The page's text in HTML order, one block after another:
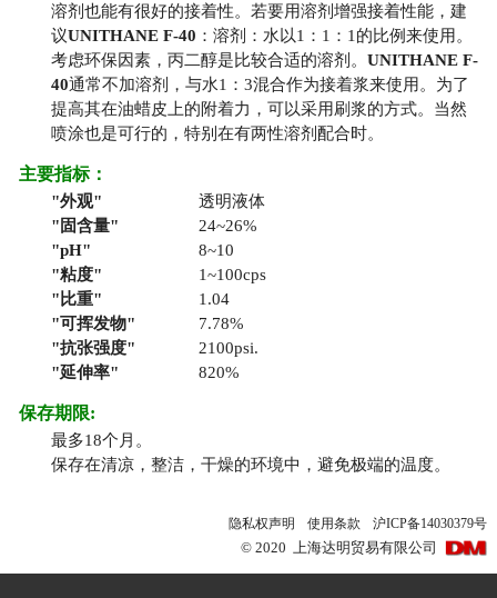
溶剂也能有很好的接着性。若要用溶剂增强接着性能，建
议UNITHANE F-40 ：溶剂：水以1：1：1的比例来使用。
考虑环保因素，丙二醇是比较合适的溶剂。UNITHANE F-
40通常不加溶剂，与水1：3混合作为接着浆来使用。为了
提高其在油蜡皮上的附着力，可以采用刷浆的方式。当然
喷涂也是可行的，特别在有两性溶剂配合时。
主要指标：
外观
透明液体
固含量
24~26%
pH
8~10
粘度
1~100cps
比重
1.04
可挥发物
7.78%
抗张强度
2100psi.
延伸率
820%
保存期限:
最多18个月。
保存在清凉，整洁，干燥的环境中，避免极端的温度。
隐私权声明 使用条款 沪ICP备14030379号
©2020 上海达明贸易有限公司